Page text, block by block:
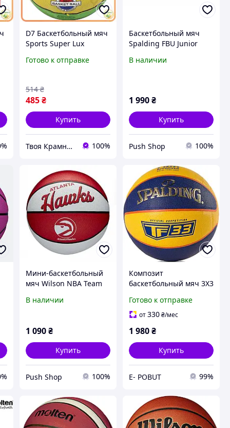
D7 Баскетбольный мяч
Sports Super Lux
тренировок и матчей
Готово к отправке
485 ₴
514 ₴
Купить
Твоя Крамниця 100%
Баскетбольный мяч
Spalding FBU Junior
7)
В наличии
1 990₴
Купить
Push Shop 100%
Мини-баскетбольный
мяч Wilson NBA Team
размер 3
В наличии
1 090 ₴
Купить
Push Shop 100%
Композит
баскетбольный мяч 3X3
Competition TF-33,
размер 6, оранжевый с
Готово к отправке
от330₴/мес
1 980₴
Купить
E- POBUT 99%